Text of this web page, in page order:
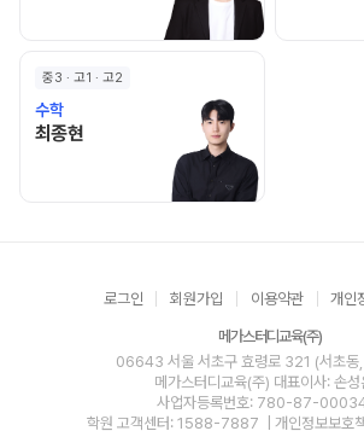
중3 · 고1 · 고2
수학
최종현최종현 선생님 홈 바로가기
로그인 회원가입 이용약관 개인
메가스터디교육(주)
06643 서울 서초구 효령로 321 (서초동,
메가스터디교육(주) 대표이사: 손성
사업자등록번호: 780-87-
학원 고객센터: 1588-7887
| 개인정보보호